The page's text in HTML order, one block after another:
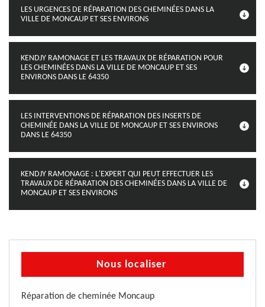
LES URGENCES DE RÉPARATION DES CHEMINÉES DANS LA
VILLE DE MONCAUP ET SES ENVIRONS
KENDJY RAMONAGE ET LES TRAVAUX DE RÉPARATION POUR
LES CHEMINÉES DANS LA VILLE DE MONCAUP ET SES
ENVIRONS DANS LE 64350
LES INTERVENTIONS DE RÉPARATION DES INSERTS DE
CHEMINÉE DANS LA VILLE DE MONCAUP ET SES ENVIRONS
DANS LE 64350
KENDJY RAMONAGE : L'EXPERT QUI PEUT EFFECTUER LES
TRAVAUX DE RÉPARATION DES CHEMINÉES DANS LA VILLE DE
MONCAUP ET SES ENVIRONS
Nous localiser
Réparation de cheminée Moncaup